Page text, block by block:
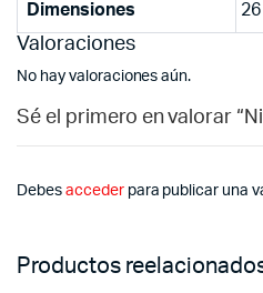
Dimensiones
Valoraciones
No hay valoraciones aún.
Sé el primero en valorar
Debes accederpara publicar una
Productos